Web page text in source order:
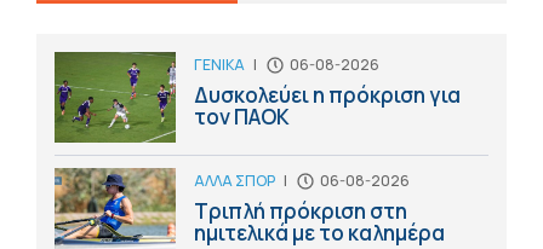
ΓΕΝΙΚΑ | 06-08-2026
Δυσκολεύει η πρόκριση για
τον ΠΑΟΚ
ΑΛΛΑ ΣΠΟΡ | 06-08-2026
Τριπλή πρόκριση στη
ημιτελικά με το καλημέρα